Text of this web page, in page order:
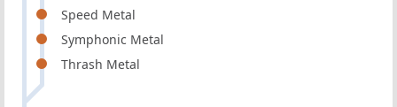
Speed Metal
Symphonic Metal
Thrash Metal